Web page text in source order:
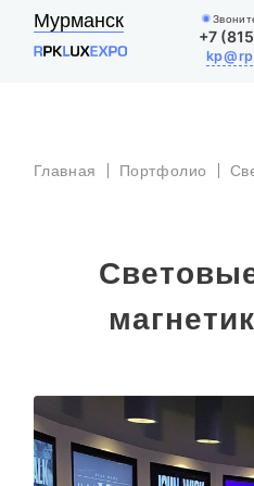
Мурманск
+7
УСЛУГИ
АКЦИИ
Главная Портфолио